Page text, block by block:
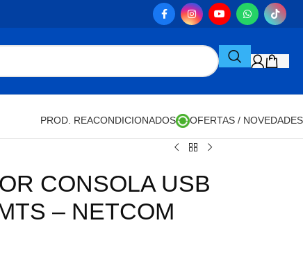
PROD. REACONDICIONADOS OFERTAS / NOVEDADES
CONSOLA USB
– NETCOM